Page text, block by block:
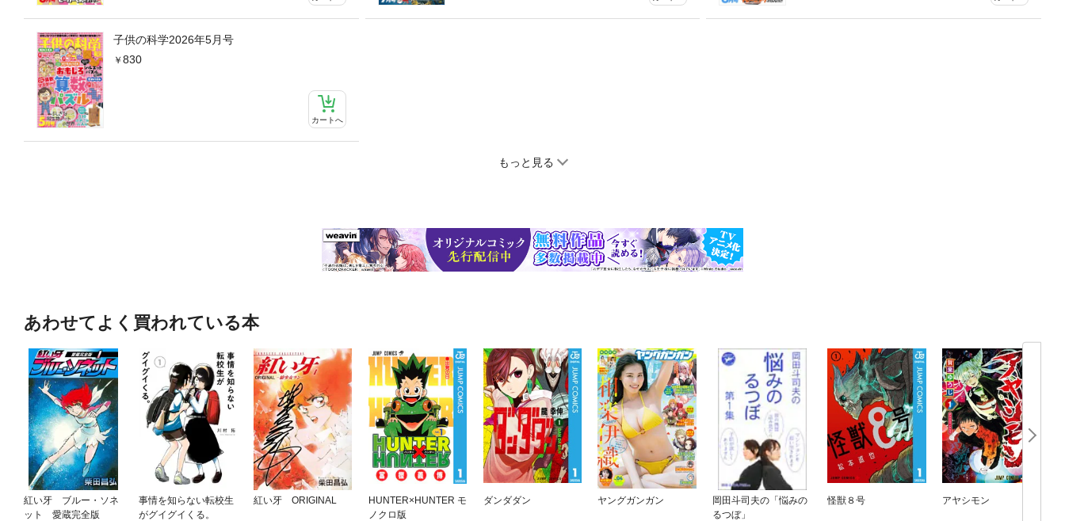
子供の科学2026年5月号
830
カートへ
もっと見る
あわせてよく買われている本
紅い牙 ブルー・ソネ
ット 愛蔵完全版
事情を知らない転校生
がグイグイくる。
紅い牙 ORIGINAL
HUNTER×HUNTER モ
ノクロ版
ダンダダン ヤングガンガン
岡田斗司夫の「悩みの
るつぼ」
怪獣８号 アヤシモン